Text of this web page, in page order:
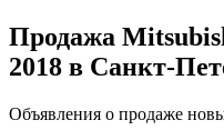
Продажа
2018 в Санкт-
Объявления о продаже